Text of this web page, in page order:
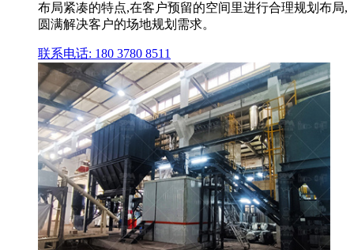
布局紧凑的特点,在客户预留的空间里进行合理规划布局,
圆满解决客户的场地规划需求。
联系电话: 180 3780 8511